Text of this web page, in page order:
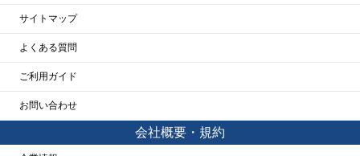
サイトマップ
よくある質問
ご利用ガイド
お問い合わせ
会社概要・規約